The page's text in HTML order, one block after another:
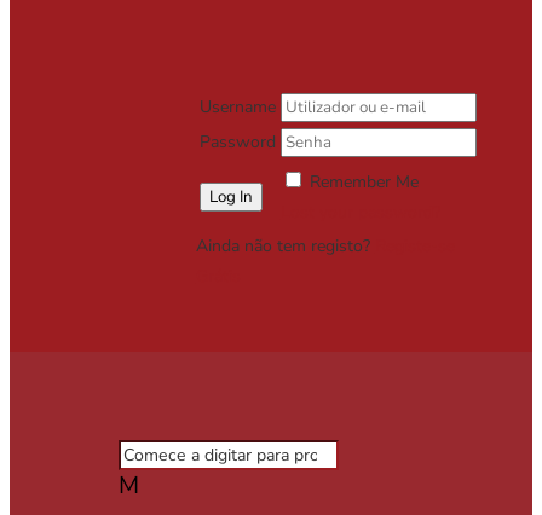
Username
Password
Remember Me
Ainda não tem registo?
M